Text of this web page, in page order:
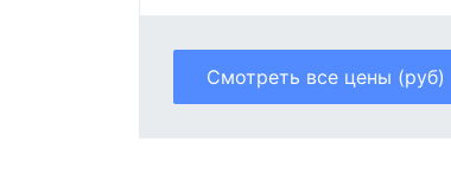
Смотреть все цены (руб)